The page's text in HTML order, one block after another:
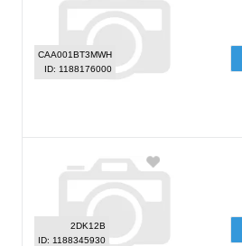
CAA001BT3MWH
ID: 1188176000
2DK12B
ID: 1188345930